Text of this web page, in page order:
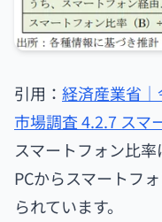
引用： 経済産業省
市場調査 4.2.7 スマ
スマートフォン比率
PCからスマートフ
られています。